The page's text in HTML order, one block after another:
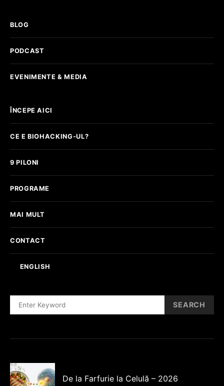
BLOG
PODCAST
EVENIMENTE & MEDIA
ÎNCEPE AICI
CE E BIOHACKING-UL?
9 PILONI
PROGRAME
MAI MULT
CONTACT
ENGLISH
SEARCH
De la Farfurie la Celulă – 2026